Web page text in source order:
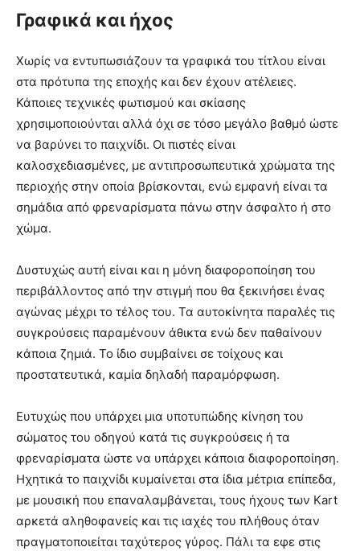
Γραφικά και ήχος
Χωρίς να εντυπωσιάζουν τα γραφικά του τίτλου είναι
στα πρότυπα της εποχής και δεν έχουν ατέλειες.
Κάποιες τεχνικές φωτισμού και σκίασης
χρησιμοποιούνται αλλά όχι σε τόσο μεγάλο βαθμό ώστε
να βαρύνει το παιχνίδι. Οι πιστές είναι
καλοσχεδιασμένες, με αντιπροσωπευτικά χρώματα της
περιοχής στην οποία βρίσκονται, ενώ εμφανή είναι τα
σημάδια από φρεναρίσματα πάνω στην άσφαλτο ή στο
χώμα.
Δυστυχώς αυτή είναι και η μόνη διαφοροποίηση του
περιβάλλοντος από την στιγμή που θα ξεκινήσει ένας
αγώνας μέχρι το τέλος του. Τα αυτοκίνητα παραλές τις
συγκρούσεις παραμένουν άθικτα ενώ δεν παθαίνουν
κάποια ζημιά. Το ίδιο συμβαίνει σε τοίχους και
προστατευτικά, καμία δηλαδή παραμόρφωση.
Ευτυχώς που υπάρχει μια υποτυπώδης κίνηση του
σώματος του οδηγού κατά τις συγκρούσεις ή τα
φρεναρίσματα ώστε να υπάρχει κάποια διαφοροποίηση.
Ηχητικά το παιχνίδι κυμαίνεται στα ίδια μέτρια επίπεδα,
με μουσική που επαναλαμβάνεται, τους ήχους των Kart
αρκετά αληθοφανείς και τις ιαχές του πλήθους όταν
πραγματοποιείται ταχύτερος γύρος. Πάλι τα εφε στις